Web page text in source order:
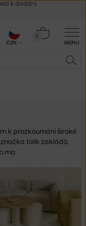
MENU
0
Košík
k prozkoumání široké
tolik zakládá.
CZK